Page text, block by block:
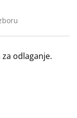
odlaganje.